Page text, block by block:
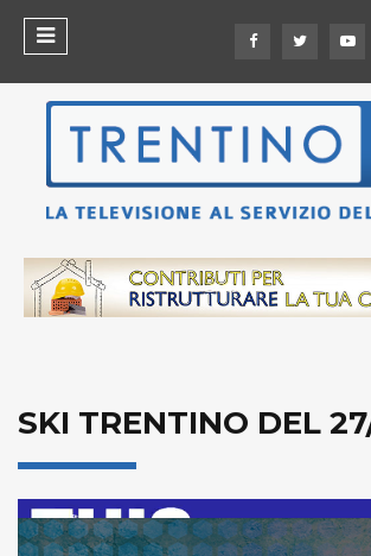
SKI TRENTINO DEL